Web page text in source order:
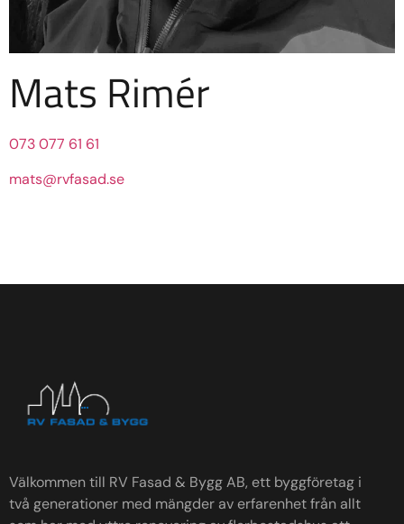
Mats Rimér
073 077 61 61
mats@rvfasad.se
Välkommen till RV Fasad & Bygg AB, ett byggföretag i
två generationer med mängder av erfarenhet från allt